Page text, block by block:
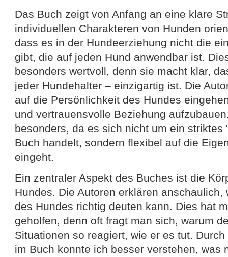
Das Buch zeigt von Anfang an eine klare
individuellen Charakteren von Hunden
dass es in der Hundeerziehung nicht die
gibt, die auf jeden Hund anwendbar ist.
besonders wertvoll, denn sie macht klar,
jeder Hundehalter – einzigartig ist. Die
auf die Persönlichkeit des Hundes
und vertrauensvolle Beziehung
besonders, da es sich nicht um ein striktes
Buch handelt, sondern flexibel auf die
eingeht.
Ein zentraler Aspekt des Buches ist die
Hundes. Die Autoren erklären anschaulich,
des Hundes richtig deuten kann. Dies hat
geholfen, denn oft fragt man sich, warum
Situationen so reagiert, wie er es tut.
im Buch konnte ich besser verstehen, was